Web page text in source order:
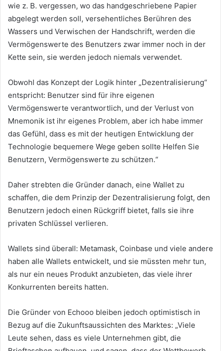
wie z. B. vergessen, wo das handgeschriebene Papier
abgelegt werden soll, versehentliches Berühren des
Wassers und Verwischen der Handschrift, werden die
Vermögenswerte des Benutzers zwar immer noch in der
Kette sein, sie werden jedoch niemals verwendet.
Obwohl das Konzept der Logik hinter „Dezentralisierung“
entspricht: Benutzer sind für ihre eigenen
Vermögenswerte verantwortlich, und der Verlust von
Mnemonik ist ihr eigenes Problem, aber ich habe immer
das Gefühl, dass es mit der heutigen Entwicklung der
Technologie bequemere Wege geben sollte Helfen Sie
Benutzern, Vermögenswerte zu schützen.“
Daher strebten die Gründer danach, eine Wallet zu
schaffen, die dem Prinzip der Dezentralisierung folgt, den
Benutzern jedoch einen Rückgriff bietet, falls sie ihre
privaten Schlüssel verlieren.
Wallets sind überall: Metamask, Coinbase und viele andere
haben alle Wallets entwickelt, und sie müssten mehr tun,
als nur ein neues Produkt anzubieten, das viele ihrer
Konkurrenten bereits hatten.
Die Gründer von Echooo bleiben jedoch optimistisch in
Bezug auf die Zukunftsaussichten des Marktes: „Viele
Leute sehen, dass es viele Unternehmen gibt, die